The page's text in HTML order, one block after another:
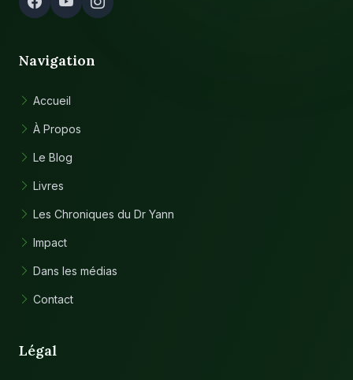
Navigation
Accueil
À Propos
Le Blog
Livres
Les Chroniques du Dr Yann
Impact
Dans les médias
Contact
Légal